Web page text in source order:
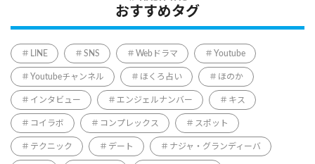
おすすめタグ
LINE SNS Webドラマ Youtube
Youtubeチャンネル ほくろ占い ほのか
インタビュー エンジェルナンバー キス
コイラボ コンプレックス スポット
テクニック デート ナジャ・グランディーバ